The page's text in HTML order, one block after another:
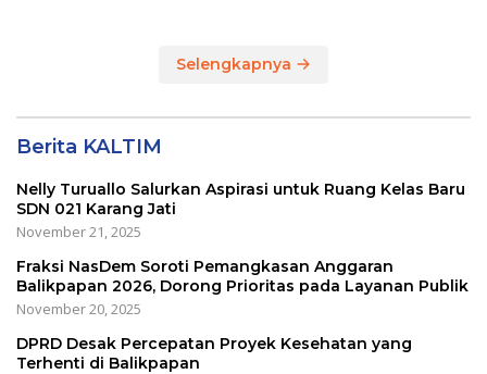
Selengkapnya
Berita KALTIM
Nelly Turuallo Salurkan Aspirasi untuk Ruang Kelas Baru
SDN 021 Karang Jati
November 21, 2025
Fraksi NasDem Soroti Pemangkasan Anggaran
Balikpapan 2026, Dorong Prioritas pada Layanan Publik
November 20, 2025
DPRD Desak Percepatan Proyek Kesehatan yang
Terhenti di Balikpapan